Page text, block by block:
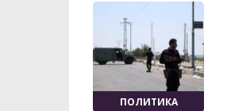
ПОЛИТИКА